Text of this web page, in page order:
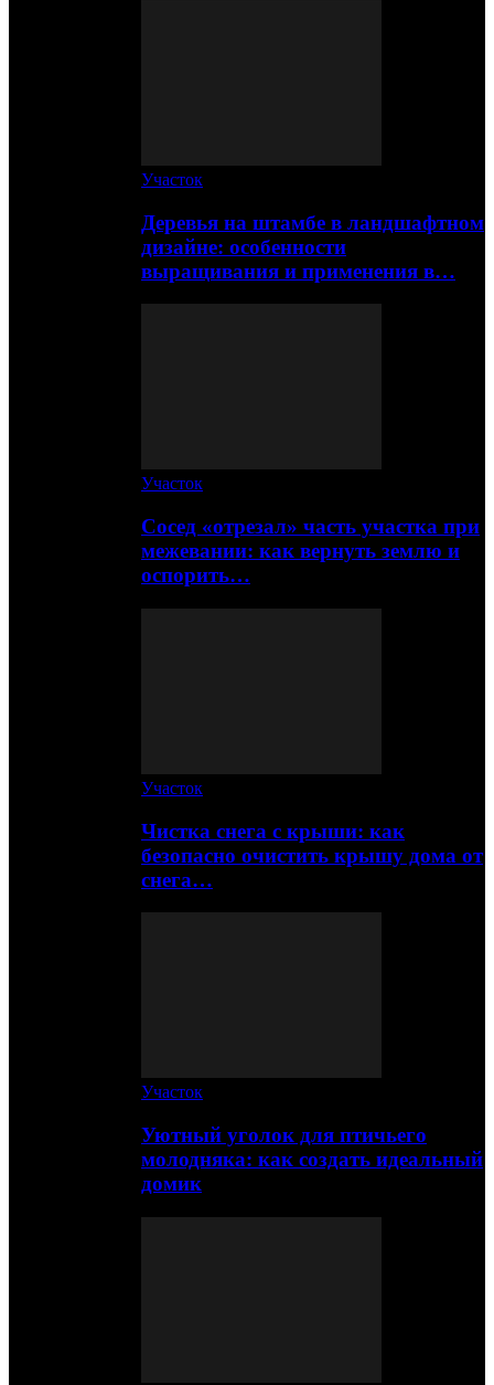
Участок
Деревья на штамбе в ландшафтном
дизайне: особенности
выращивания и применения в…
Участок
Сосед «отрезал» часть участка при
межевании: как вернуть землю и
оспорить…
Участок
Чистка снега с крыши: как
безопасно очистить крышу дома от
снега…
Участок
Уютный уголок для птичьего
молодняка: как создать идеальный
домик